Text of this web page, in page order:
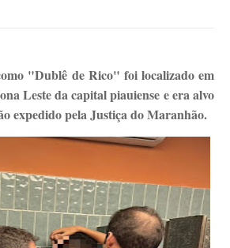
"Dublê de Rico" foi localizado em
Leste da capital piauiense e era alvo
expedido pela Justiça do Maranhão.